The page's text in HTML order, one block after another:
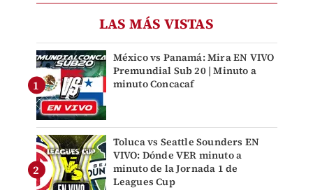
LAS MÁS VISTAS
México vs Panamá: Mira EN VIVO
Premundial Sub 20 | Minuto a
minuto Concacaf
Toluca vs Seattle Sounders EN
VIVO: Dónde VER minuto a
minuto de la Jornada 1 de
Leagues Cup